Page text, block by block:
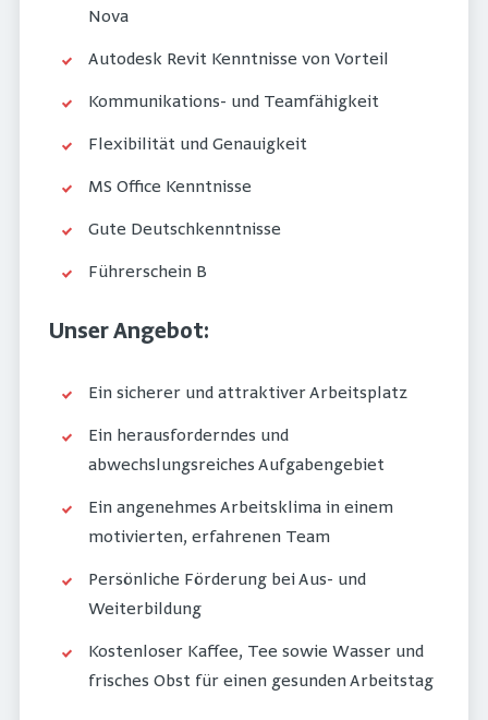
Nova
Autodesk Revit Kenntnisse von Vorteil
Kommunikations- und Teamfähigkeit
Flexibilität und Genauigkeit
MS Office Kenntnisse
Gute Deutschkenntnisse
Führerschein B
Unser Angebot:
Ein sicherer und attraktiver Arbeitsplatz
Ein herausforderndes und
abwechslungsreiches Aufgabengebiet
Ein angenehmes Arbeitsklima in einem
motivierten, erfahrenen Team
Persönliche Förderung bei Aus- und
Weiterbildung
Kostenloser Kaffee, Tee sowie Wasser und
frisches Obst für einen gesunden Arbeitstag